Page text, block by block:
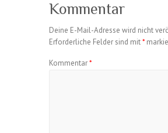
Kommentar
Deine E-Mail-Adresse wird nicht
Erforderliche Felder sind mit*
Kommentar*